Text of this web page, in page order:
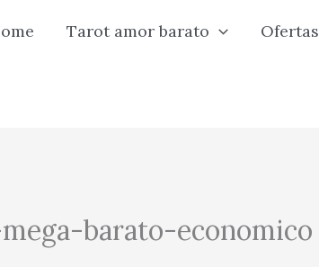
Tarot amor barato Ofertas
barato-economico